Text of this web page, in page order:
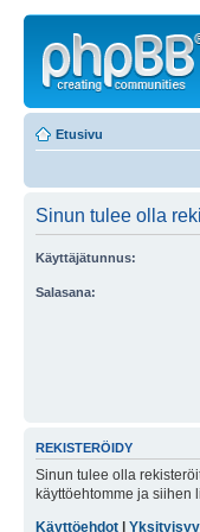
Etusivu
Sinun tulee olla
Käyttäjätunnus:
Salasana:
REKISTERÖIDY
Sinun tulee olla
käyttöehtomme ja siihen
Käyttöehdot